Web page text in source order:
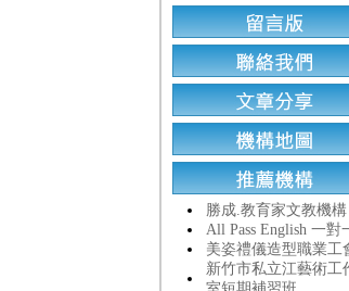
勝成.教育家文教機構
All Pass English 一對
美姿禮儀造型職業工
新竹市私立江藝術工